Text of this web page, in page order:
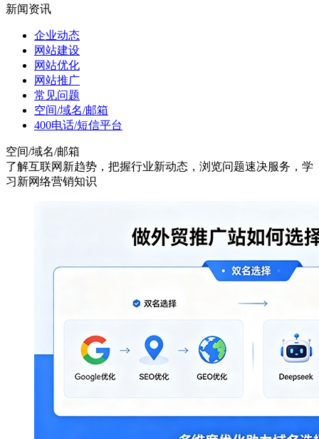
新闻资讯
企业动态
网站建设
网站优化
网站推广
常见问题
空间/域名/邮箱
400电话/短信平台
空间/域名/邮箱
了解互联网新趋势，把握行业新动态，浏览问题速决服务，学
习新网络营销知识